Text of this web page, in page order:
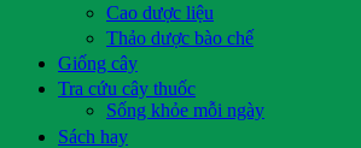
Cao dược liệu
Thảo dược bào chế
Giống cây
Tra cứu cây thuốc
Sống khỏe mỗi ngày
Sách hay